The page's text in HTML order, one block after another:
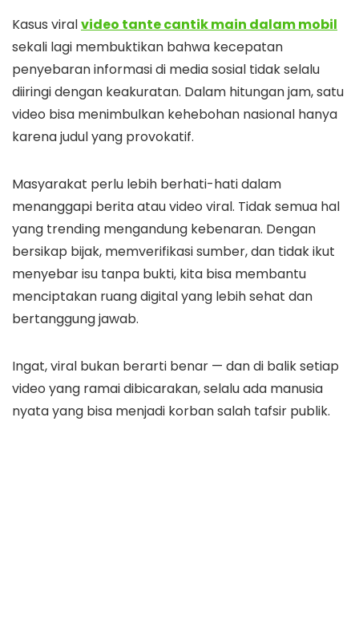
Kasus viralvideo tante cantik main dalam mobil
sekali lagi membuktikan bahwa kecepatan
penyebaran informasi di media sosial tidak selalu
diiringi dengan keakuratan. Dalam hitungan jam, satu
video bisa menimbulkan kehebohan nasional hanya
karena judul yang provokatif.
Masyarakat perlu lebih berhati-hati dalam
menanggapi berita atau video viral. Tidak semua hal
yang trending mengandung kebenaran. Dengan
bersikap bijak, memverifikasi sumber, dan tidak ikut
menyebar isu tanpa bukti, kita bisa membantu
menciptakan ruang digital yang lebih sehat dan
bertanggung jawab.
Ingat, viral bukan berarti benar — dan di balik setiap
video yang ramai dibicarakan, selalu ada manusia
nyata yang bisa menjadi korban salah tafsir publik.